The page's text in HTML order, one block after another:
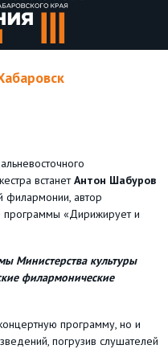
встанетАнтон Шабуров
филармонии, автор
программы «Дирижирует и
Министерства культуры
филармонические
программу, но и
погрузив слушателей